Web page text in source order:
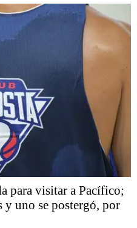
para visitar a Pacífico;
uno se postergó, por